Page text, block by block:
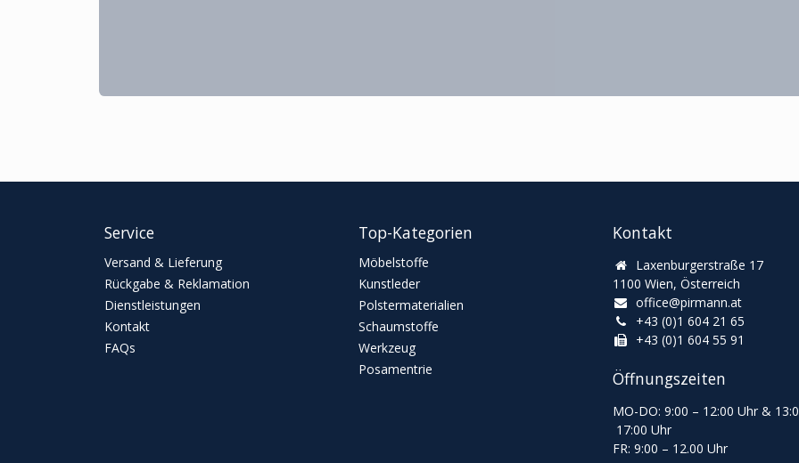
Service
Versand & Lieferung
Rückgabe & Reklamation
Dienstleistungen
Kontakt
FAQs
Top-Kategorien
Möbelstoffe
Kunstleder
Polstermaterialien
Schaumstoffe
Werkzeug
Posamentrie
Kontakt
Laxenburgerstraße 17
1100 Wien, Österreich
office@pirmann.at
+43 (0)1 604 21 65
+43 (0)1 604 55 91
Öffnungszeiten
MO-DO: 9:00 – 12:00 Uhr & 13
17:00 Uhr
FR: 9:00 – 12.00 Uhr